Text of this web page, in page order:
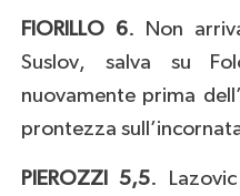
FIORILLO 6. Non
Suslov, salva su
nuovamente prima
prontezza
PIEROZZI 5,5.